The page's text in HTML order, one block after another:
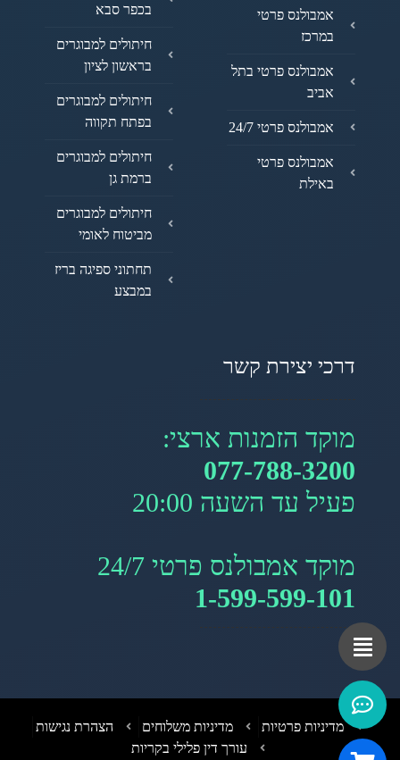
אמבולנס פרטי
במרכז
אמבולנס פרטי בתל
אביב
אמבולנס פרטי 24/7
אמבולנס פרטי
באילת
בכפר סבא
חיתולים למבוגרים
בראשון לציון
חיתולים למבוגרים
בפתח תקווה
חיתולים למבוגרים
ברמת גן
חיתולים למבוגרים
מביטוח לאומי
תחתוני ספיגה בריז
במבצע
דרכי יצירת קשר
מוקד הזמנות ארצי:
077-788-3200
פעיל עד השעה 20:00
מוקד אמבולנס פרטי 24/7
1-599-599-101
מדיניות פרטיות מדיניות משלוחים
הצהרת נגישות
עורך דין פלילי בקריות